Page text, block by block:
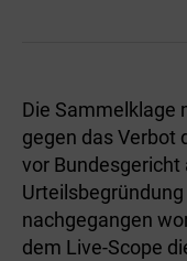
Die Sammelklage
gegen das Verbot
vor
nachgegangen
dem Live-Scope